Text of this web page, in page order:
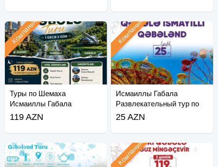
Туры по Шемаха
Исмаиллы Габала
Компания
119 AZN
Исмаиллы Габала
Развлекательный тур по
Габаланду
Компания
25 AZN
Компания